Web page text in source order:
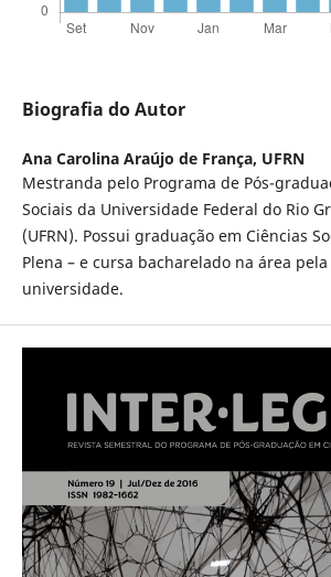
Biografia do Autor
Ana Carolina Araújo de França, UFRN
Mestranda pelo Programa de Pós-
Sociais da Universidade Federal do Rio
(UFRN). Possui graduação em Ciências
Plena – e cursa bacharelado na área
universidade.